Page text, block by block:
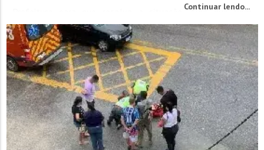
Prefeitura para que resolva a situação. Algo que vem
afetando a permanência dos alunos devido ao...
Continuar lendo...